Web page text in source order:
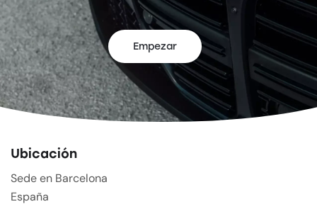
Empezar
Ubicación
Sede en Barcelona
España